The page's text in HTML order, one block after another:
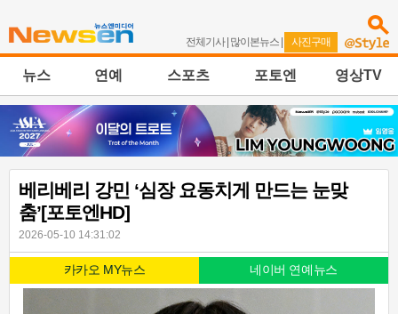
전체기사| 많이본뉴스 | 사진구매
뉴스 연예 스포츠 포토엔 영상TV
베리베리 강민 ‘심장 요동치게 만드는 눈맞
춤’[포토엔HD]
2026-05-10 14:31:02
카카오 MY뉴스 네이버 연예뉴스